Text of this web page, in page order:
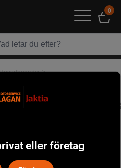
0
>
eller företag